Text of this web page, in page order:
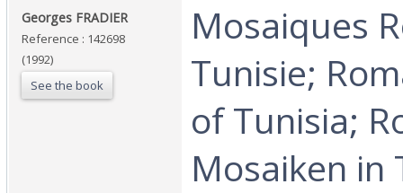
‎Georges FRADIER‎
Reference : 142698
(1992)
See the book
‎Mosaiques
Tunisie;
of Tunisia;
Mosaiken in